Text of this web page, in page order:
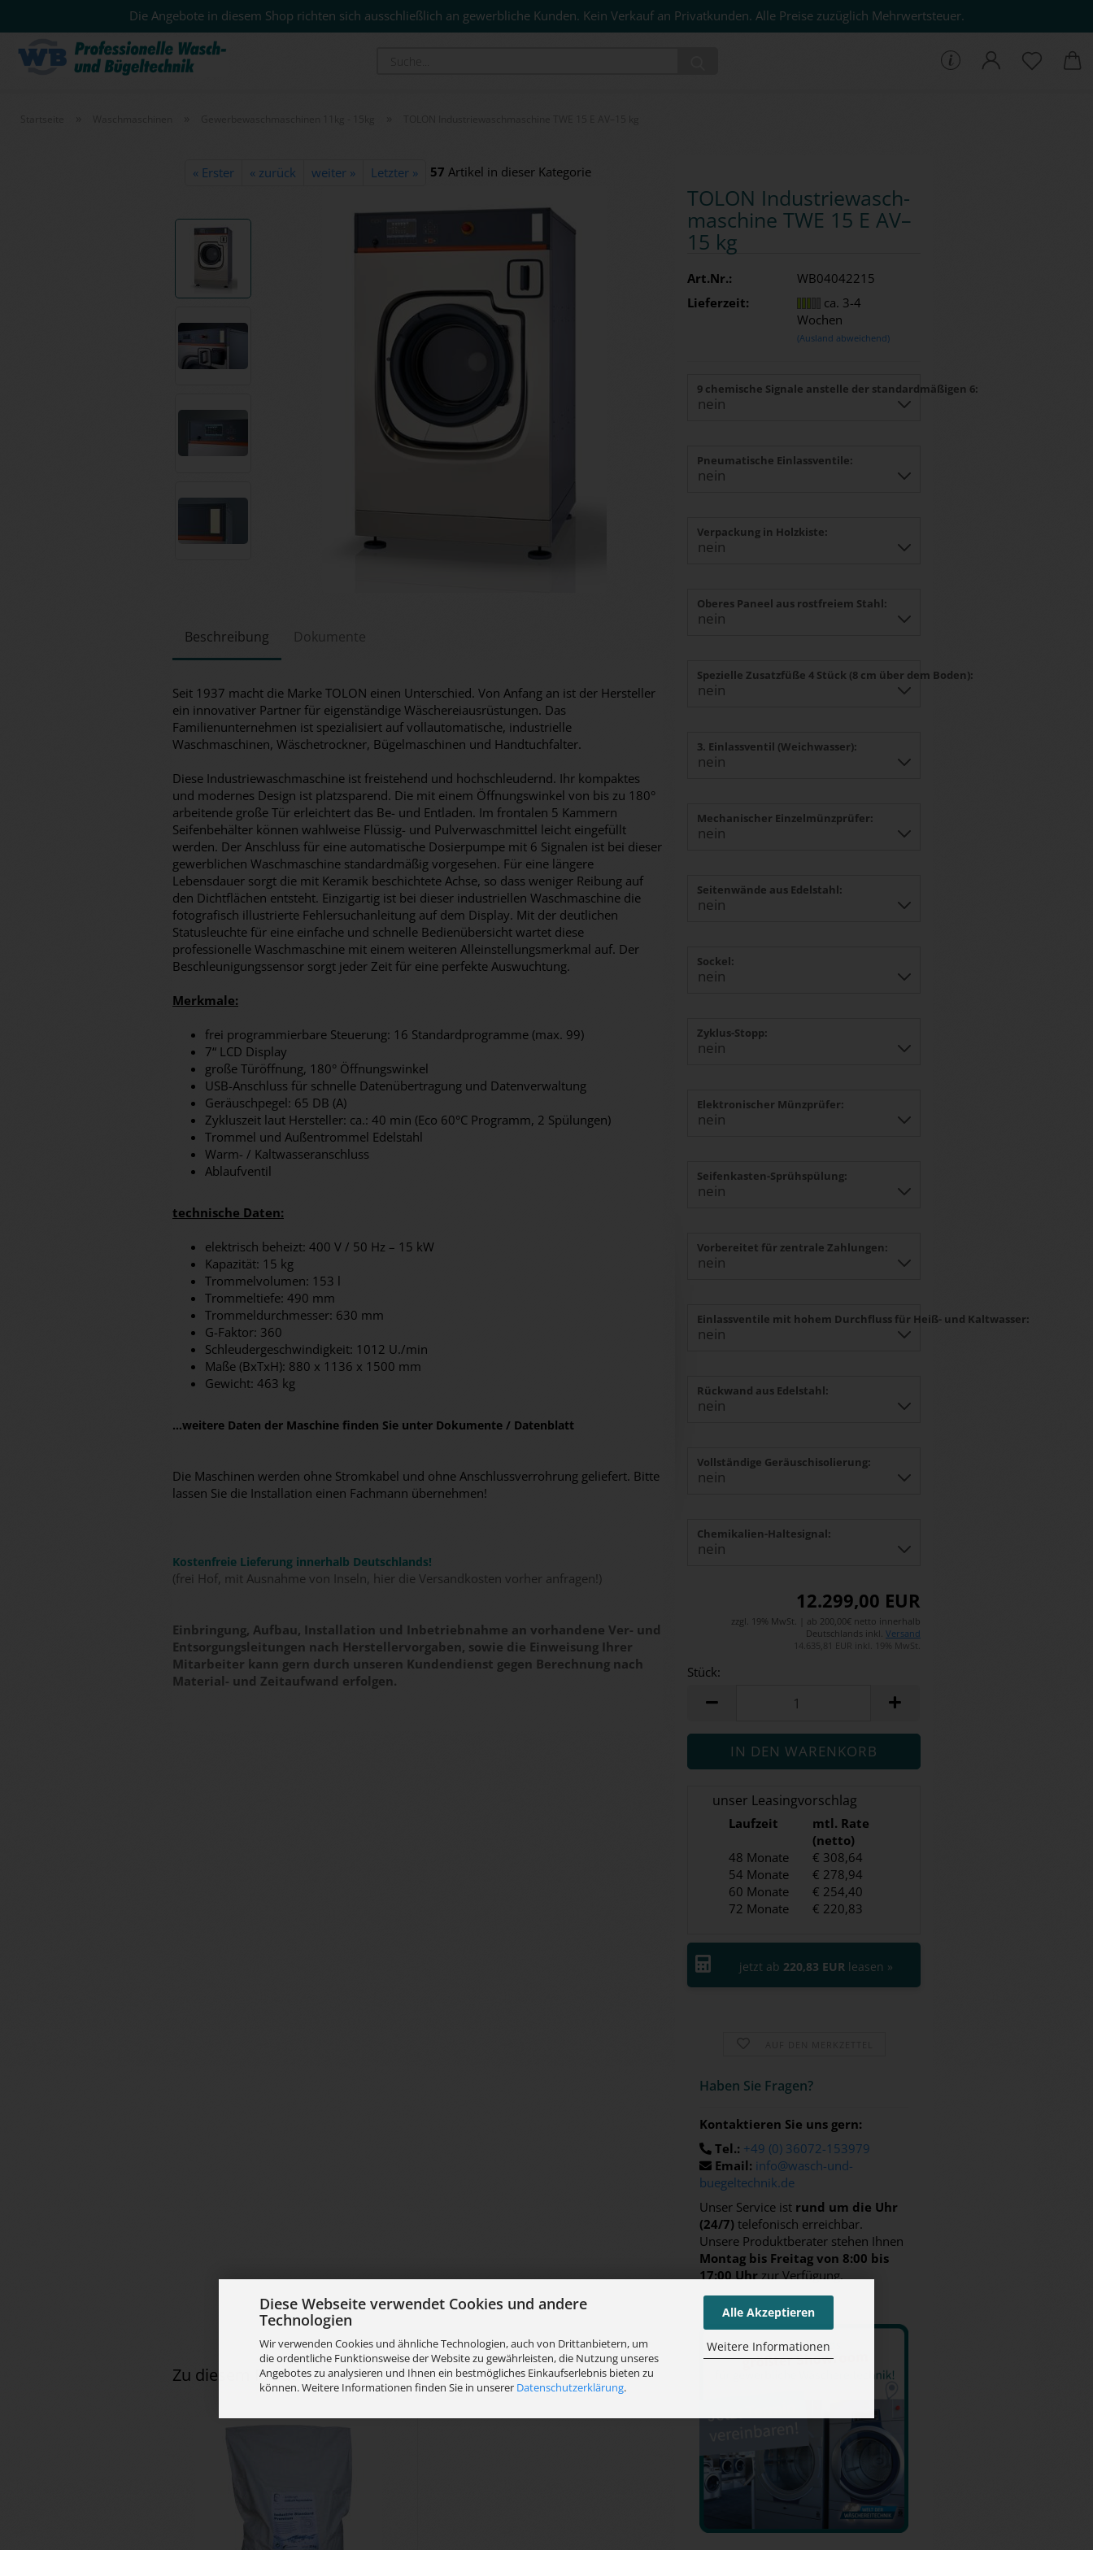
Diese Webseite verwendet Cookies und andere
Technologien
Wir verwenden Cookies und ähnliche Technologien, auch von Drittanbietern, um
die ordentliche Funktionsweise der Website zu gewährleisten, die Nutzung unseres
Angebotes zu analysieren und Ihnen ein bestmögliches Einkaufserlebnis bieten zu
können. Weitere Informationen finden Sie in unserer Datenschutzerklärung.
Alle Akzeptieren
Weitere Informationen
Die Angebote in diesem Shop richten sich ausschließlich an gewerbliche Kunden. Kein Verkauf an Privatkunden. Alle Preise zuzüglich Mehrwertsteuer.
« Erster « zurück weiter » Letzter » 57 Artikel in dieser Kategorie
TOLON In­dus­trie­wasch­
ma­schi­ne TWE 15 E AV–
15 kg
Art.Nr.:
WB04042215
Lieferzeit:
ca. 3-4
Wochen
(Ausland abweichend)
9 chemische Signale anstelle der standardmäßigen 6:
Pneumatische Einlassventile:
Verpackung in Holzkiste:
Oberes Paneel aus rostfreiem Stahl:
Spezielle Zusatzfüße 4 Stück (8 cm über dem Boden):
3. Einlassventil (Weichwasser):
Mechanischer Einzelmünzprüfer:
Seitenwände aus Edelstahl:
Sockel:
Zyklus-Stopp:
Elektronischer Münzprüfer:
Seifenkasten-Sprühspülung:
Vorbereitet für zentrale Zahlungen:
Einlassventile mit hohem Durchfluss für Heiß- und Kaltwasser:
Rückwand aus Edelstahl:
Vollständige Geräuschisolierung:
Chemikalien-Haltesignal:
12.299,00 EUR
zzgl. 19% MwSt. | ab 200,00€ netto innerhalb
Deutschlands inkl. Versand
14.635,81 EUR inkl. 19% MwSt.
Stück:
Stück
unser Leasingvorschlag
Laufzeit
mtl. Rate
(netto)
48 Monate
€ 308,64
54 Monate
€ 278,94
60 Monate
€ 254,40
72 Monate
€ 220,83
jetzt ab 220,83 EURleasen »
Haben Sie Fra­gen?
Kontaktieren Sie uns gern:
Tel.: +49 (0) 36072-153979
Email: info@wasch-und-
buegeltechnik.de
Unser Service ist rund um die Uhr
(24/7) telefonisch erreichbar.
Unsere Produktberater stehen Ihnen
Montag bis Freitag von 8:00 bis
17:00 Uhrzur Verfügung.
Beschreibung Dokumente
Seit 1937 macht die Marke TOLON einen Unterschied. Von Anfang an ist der Hersteller
ein innovativer Partner für eigenständige Wäschereiausrüstungen. Das
Familienunternehmen ist spezialisiert auf vollautomatische, industrielle
Waschmaschinen, Wäschetrockner, Bügelmaschinen und Handtuchfalter.
Diese Industriewaschmaschine ist freistehend und hochschleudernd. Ihr kompaktes
und modernes Design ist platzsparend. Die mit einem Öffnungswinkel von bis zu 180°
arbeitende große Tür erleichtert das Be- und Entladen. Im frontalen 5 Kammern
Seifenbehälter können wahlweise Flüssig- und Pulverwaschmittel leicht eingefüllt
werden. Der Anschluss für eine automatische Dosierpumpe mit 6 Signalen ist bei dieser
gewerblichen Waschmaschine standardmäßig vorgesehen. Für eine längere
Lebensdauer sorgt die mit Keramik beschichtete Achse, so dass weniger Reibung auf
den Dichtflächen entsteht. Einzigartig ist bei dieser industriellen Waschmaschine die
fotografisch illustrierte Fehlersuchanleitung auf dem Display. Mit der deutlichen
Statusleuchte für eine einfache und schnelle Bedienübersicht wartet diese
professionelle Waschmaschine mit einem weiteren Alleinstellungsmerkmal auf. Der
Beschleunigungssensor sorgt jeder Zeit für eine perfekte Auswuchtung.
Merkmale:
frei programmierbare Steuerung: 16 Standardprogramme (max. 99)
7“ LCD Display
große Türöffnung, 180° Öffnungswinkel
USB-Anschluss für schnelle Datenübertragung und Datenverwaltung
Geräuschpegel: 65 DB (A)
Zykluszeit laut Hersteller: ca.: 40 min (Eco 60°C Programm, 2 Spülungen)
Trommel und Außentrommel Edelstahl
Warm- / Kaltwasseranschluss
Ablaufventil
technische Daten:
elektrisch beheizt: 400 V / 50 Hz – 15 kW
Kapazität: 15 kg
Trommelvolumen: 153 l
Trommeltiefe: 490 mm
Trommeldurchmesser: 630 mm
G-Faktor: 360
Schleudergeschwindigkeit: 1012 U./min
Maße (BxTxH): 880 x 1136 x 1500 mm
Gewicht: 463 kg
...weitere Daten der Maschine finden Sie unter Dokumente / Datenblatt
Die Maschinen werden ohne Stromkabel und ohne Anschlussverrohrung geliefert. Bitte
lassen Sie die Installation einen Fachmann übernehmen!
Kostenfreie Lieferung innerhalb Deutschlands!
(frei Hof, mit Ausnahme von Inseln, hier die Versandkosten vorher anfragen!)
Einbringung, Aufbau, Installation und Inbetriebnahme an vorhandene Ver- und
Entsorgungsleitungen nach Herstellervorgaben, sowie die Einweisung Ihrer
Mitarbeiter kann gern durch unseren Kundendienst gegen Berechnung nach
Material- und Zeitaufwand erfolgen.
Zu diesem Produkt empfehlen wir Ihnen: